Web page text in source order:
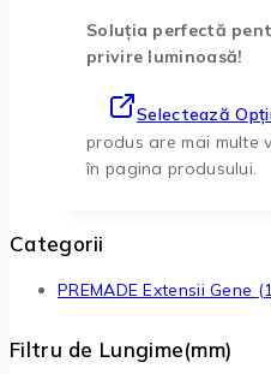
Soluția perfectă
privire luminoasă!
Selectează
produs are mai multe
în pagina produsului.
Categorii
PREMADE Extensii Gene
Filtru de Lungime(mm)